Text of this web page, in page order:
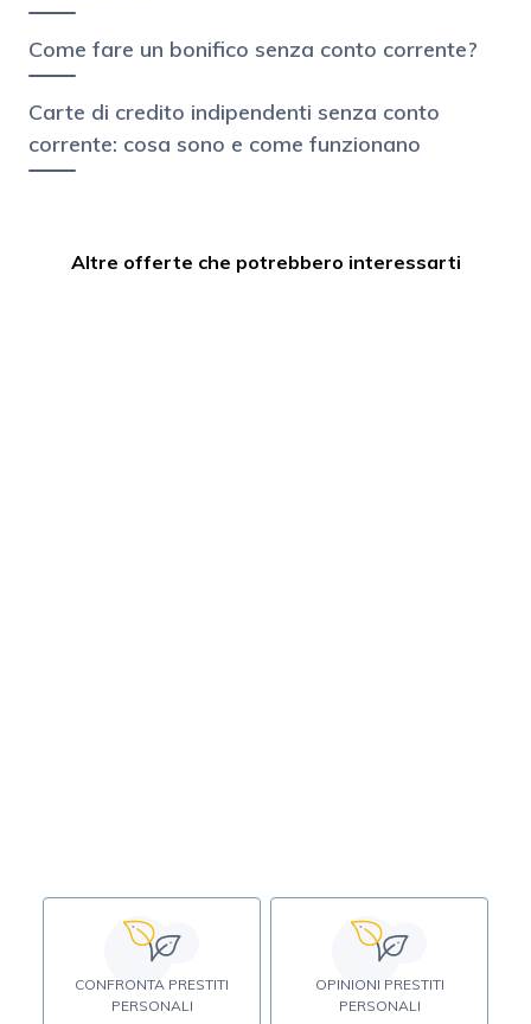
Come fare un bonifico senza conto corrente?
Carte di credito indipendenti senza conto
corrente: cosa sono e come funzionano
Altre offerte che potrebbero interessarti
CONFRONTA PRESTITI
PERSONALI
OPINIONI PRESTITI
PERSONALI